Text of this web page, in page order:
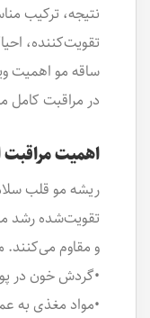
نتیجه، ترکیب
تقویت‌کننده،
ساقه مو اهمیت
در مراقبت کامل
اهمیت
ریشه مو قلب
تقویت‌شده رشد
و مقاوم
•گردش خون در
•مواد مغذی به